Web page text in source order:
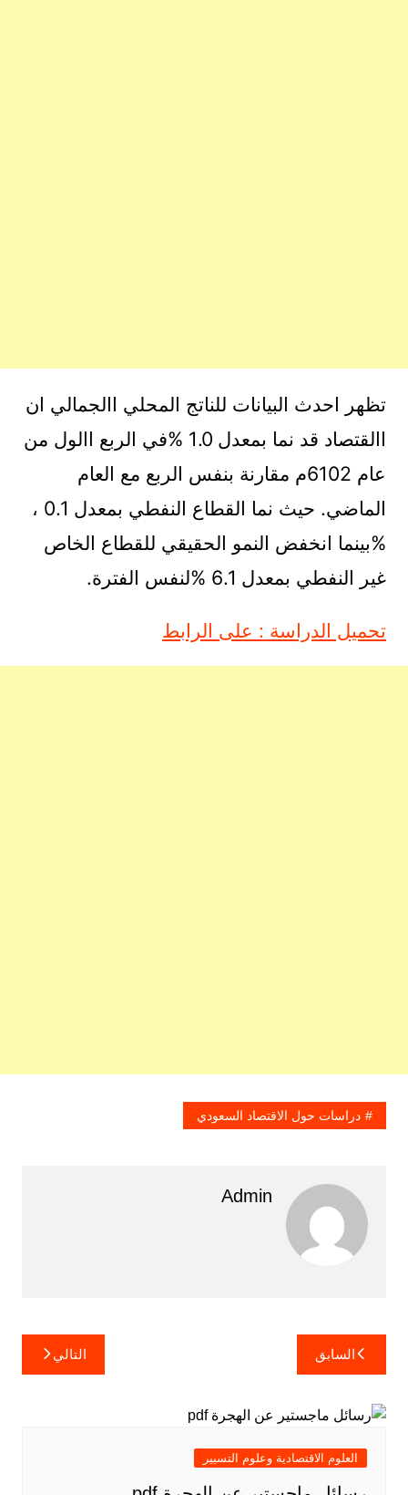
تظهر احدث البيانات للناتج المحلي االجمالي ان
االقتصاد قد نما بمعدل 1.0 %في الربع االول من
عام 6102م مقارنة بنفس الربع مع العام
الماضي. حيث نما القطاع النفطي بمعدل 0.1 ،
%بينما انخفض النمو الحقيقي للقطاع الخاص
غير النفطي بمعدل 6.1 %لنفس الفترة.
تحميل الدراسة : على الرابط
دراسات حول الاقتصاد السعودي
Admin
تصفّح
المقالات
السابق التالي
العلوم الاقتصادية وعلوم التسيير